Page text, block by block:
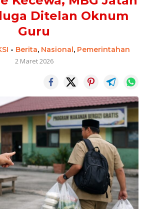
Ditelan Oknum
Guru
- Berita, Nasional, Pemerintahan
2 Maret 2026